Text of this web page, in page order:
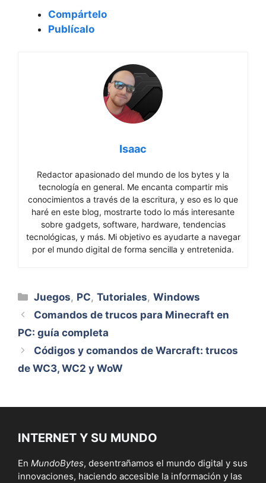
Compártelo
Publícalo
Isaac
Redactor apasionado del mundo de los bytes y la
tecnología en general. Me encanta compartir mis
conocimientos a través de la escritura, y eso es lo que
haré en este blog, mostrarte todo lo más interesante
sobre gadgets, software, hardware, tendencias
tecnológicas, y más. Mi objetivo es ayudarte a navegar
por el mundo digital de forma sencilla y entretenida.
Categorías
Juegos, PC,Tutoriales,Windows
Comandos de trucos para Minecraft en
PC: guía completa
Códigos y comandos de Warcraft: trucos
de WC3, WC2 y WoW
INTERNET Y SU MUNDO
En MundoBytes, desentrañamos el mundo digital y sus
innovaciones, haciendo accesible la información y las